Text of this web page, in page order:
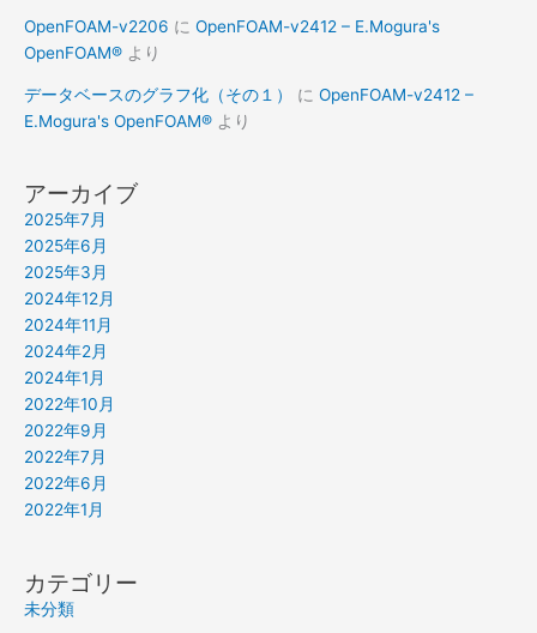
OpenFOAM-v2206 に OpenFOAM-v2412 – E.Mogura's
OpenFOAM® より
データベースのグラフ化（その１） に OpenFOAM-v2412 –
E.Mogura's OpenFOAM® より
アーカイブ
2025年7月
2025年6月
2025年3月
2024年12月
2024年11月
2024年2月
2024年1月
2022年10月
2022年9月
2022年7月
2022年6月
2022年1月
カテゴリー
未分類